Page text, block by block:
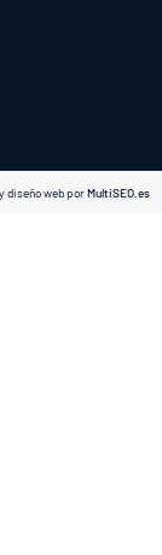
diseño web porMultiSEO.es